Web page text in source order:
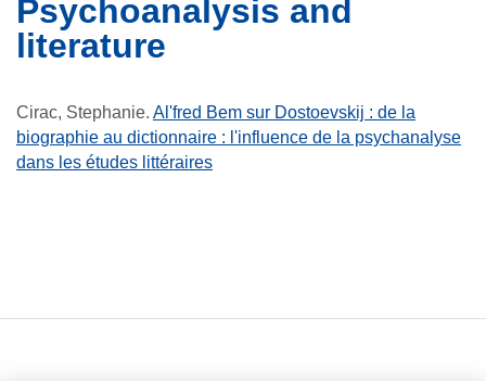
psychoanalysis and
literature
Cirac, Stephanie. Al'fred Bem sur Dostoevskij : de la
biographie au dictionnaire : l'influence de la psychanalyse
dans les études littéraires